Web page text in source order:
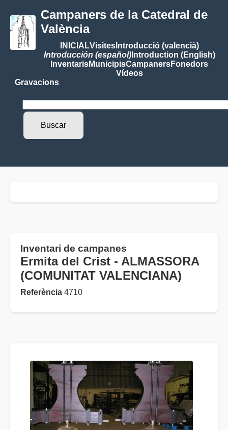
Campaners de la Catedral de
València
INICIALVisitesIntroducció (valencià)
Introducción (español)Introduction (English)
InventarisMunicipisCampanersFonedors
Vídeos
Gravacions
Inventari de campanes
Ermita del Crist - ALMASSORA
(COMUNITAT VALENCIANA)
Referència 4710